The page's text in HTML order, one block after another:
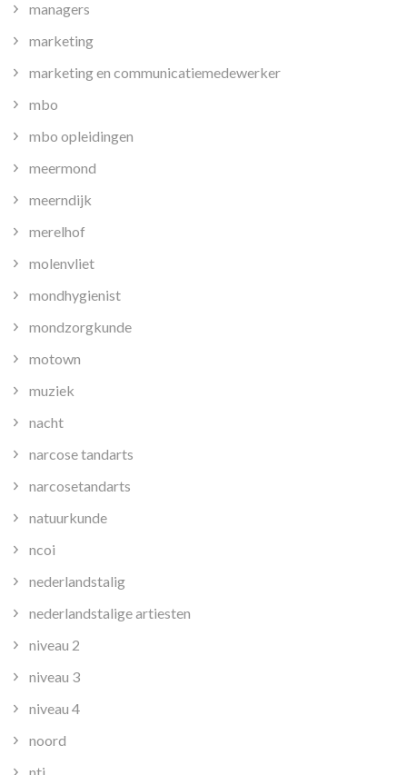
managers
marketing
marketing en communicatiemedewerker
mbo
mbo opleidingen
meermond
meerndijk
merelhof
molenvliet
mondhygienist
mondzorgkunde
motown
muziek
nacht
narcose tandarts
narcosetandarts
natuurkunde
ncoi
nederlandstalig
nederlandstalige artiesten
niveau 2
niveau 3
niveau 4
noord
nti